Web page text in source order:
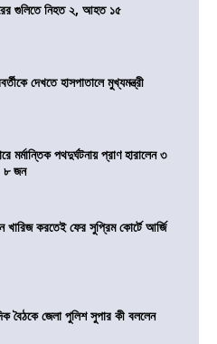
গুলিতে নিহত ২, আহত ১৫
দেখতে হাসপাতালে মুখ্যমন্ত্রী
মর্মান্তিক পথদুর্ঘটনায় প্রাণ হারালেন ৩
জন
খারিজ করতেই ফের সুপ্রিম কোর্টে আর্জি
বৈঠকে জেলা পুলিশ সুপার কী বললেন